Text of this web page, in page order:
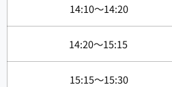
14:10～14:20
14:20～15:15
15:15～15:30